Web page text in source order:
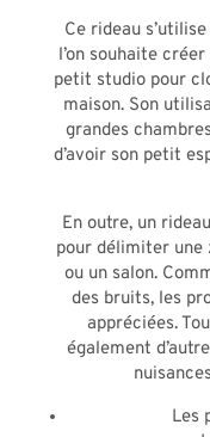
Ce rideau
l’on souhaite
petit studio pour
maison. Son
grandes
d’avoir son petit
En outre, un
pour délimiter une
ou un salon.
des bruits, les
appréciées.
également
Les